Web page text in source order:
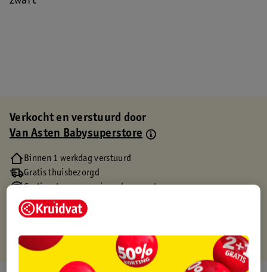
Verkocht en verstuurd door
Van Asten Babysuperstore
Binnen 1 werkdag verstuurd
Gratis thuisbezorgd
Gratis retourneren via verkooppartner.
Gratis punten met je Kruidvat kaart